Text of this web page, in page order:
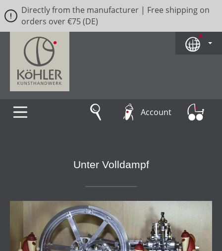
Skip to main content
Directly from the manufacturer | Free shipping on
orders over €75 (DE)
Account
Unter Volldampf